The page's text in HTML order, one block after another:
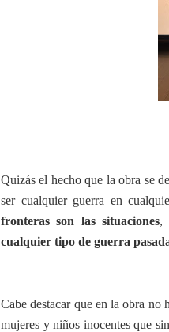
Quizás el hecho que la obra se
ser cualquier guerra en
fronteras son las situaciones,
cualquier tipo de guerra
Cabe destacar que en la obra no
mujeres y niños inocentes que